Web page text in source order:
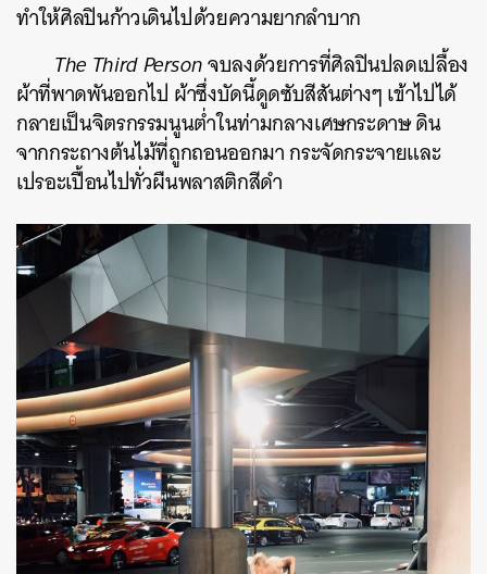
ทำให้ศิลปินก้าวเดินไปด้วยความยากลำบาก
The Third Personจบลงด้วยการที่ศิลปินปลดเปลื้อง
ผ้าที่พาดพันออกไป ผ้าซึ่งบัดนี้ดูดซับสีสันต่างๆ เข้าไปได้
กลายเป็นจิตรกรรมนูนต่ำในท่ามกลางเศษกระดาษ ดิน
จากกระถางต้นไม้ที่ถูกถอนออกมา กระจัดกระจายและ
เปรอะเปื้อนไปทั่วผืนพลาสติกสีดำ
ค้นหา
SHARE TWEET LINE EMAIL